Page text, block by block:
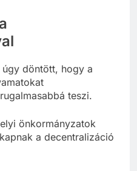
döntött, hogy a
teszi.
önkormányzatok
a decentralizáció